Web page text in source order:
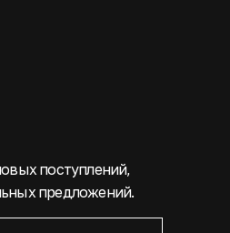
поступлений,
предложений.